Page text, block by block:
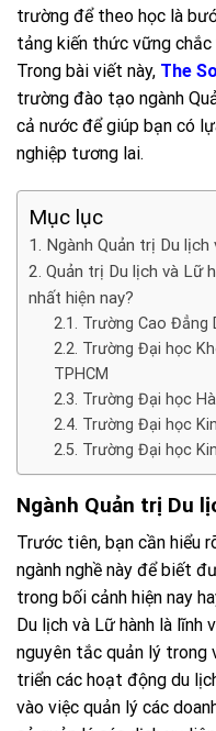
trường để theo học là
tảng kiến thức vững chắc
Trong bài viết này, The
trường đào tạo ngành
cả nước để giúp bạn có
nghiệp tương lai.
Mục lục
Ngành Quản trị Du lịch
Quản trị Du lịch và Lữ
nhất hiện nay?
Trường Cao Đẳng
Trường Đại học
TPHCM
Trường Đại học
Trường Đại học
Trường Đại học
Ngành Quản trị Du
Trước tiên, bạn cần hiểu
ngành nghề này để biết
trong bối cảnh hiện nay
Du lịch và Lữ hành là lĩnh
nguyên tắc quản lý trong
triển các hoạt động du
vào việc quản lý các